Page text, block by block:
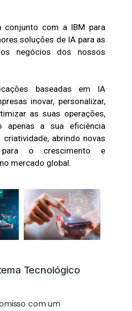
conjunto com a IBM para
soluções de IA para as
negócios dos nossos
baseadas em IA
inovar, personalizar,
as suas operações,
apenas a sua eficiência
abrindo novas
para o crescimento e
mercado global.
Tecnológico
com um